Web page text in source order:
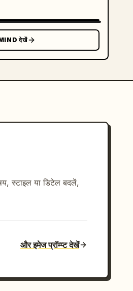
देखें
स्टाइल या डिटेल बदलें,
और इमेज प्रॉम्प्ट देखें